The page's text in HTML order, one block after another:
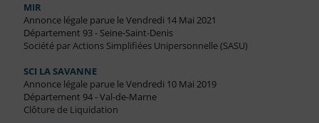
MIR
Annonce légale parue le Vendredi 14 Mai 2021
Département 93 - Seine-Saint-Denis
Société par Actions Simplifiées Unipersonnelle (SASU)
SCI LA SAVANNE
Annonce légale parue le Vendredi 10 Mai 2019
Département 94 - Val-de-Marne
Clôture de Liquidation